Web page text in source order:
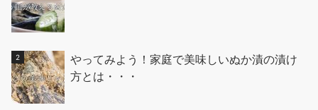
やってみよう！家庭で美味しいぬか漬の漬け
方とは・・・